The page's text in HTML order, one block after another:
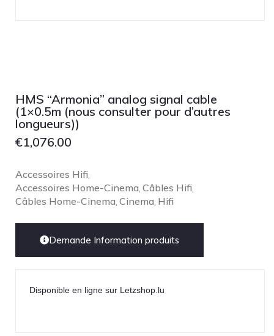
HMS “Armonia” analog signal cable
(1×0.5m (nous consulter pour d’autres
longueurs))
€1,076.00
Accessoires Hifi
Accessoires Home-Cinema Câbles Hifi
Câbles Home-Cinema Cinema Hifi
Demande Information produits
Disponible en ligne sur Letzshop.lu